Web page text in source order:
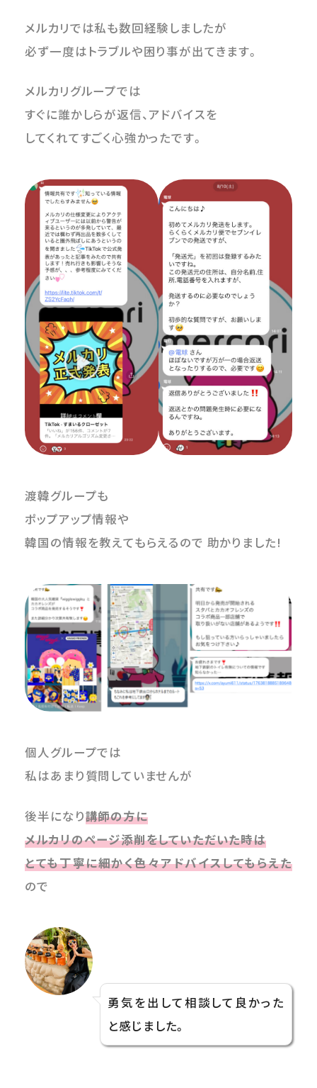
メルカリでは私も数回経験しましたが
必ず一度はトラブルや困り事が出てきます。
メルカリグループでは
すぐに誰かしらが返信、アドバイスを
してくれてすごく心強かったです。
渡韓グループも
ポップアップ情報や
韓国の情報を教えてもらえるので 助かりました!
個人グループでは
私はあまり質問していませんが
後半になり講師の方に
メルカリのページ添削をしていただいた時は
とても丁寧に細かく色々アドバイスしてもらえた
ので
勇気を出して相談して良かった
と感じました。